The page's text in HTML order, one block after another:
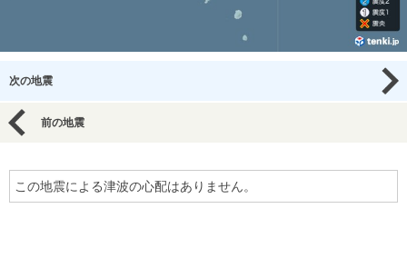
次の地震
前の地震
この地震による津波の心配はありません。